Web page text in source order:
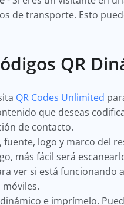
de transporte. Esto
QR
QR Codes Unlimited
que deseas
de contacto.
fuente, logo y marco del
más fácil será
ver si está funcionando
e imprímelo.